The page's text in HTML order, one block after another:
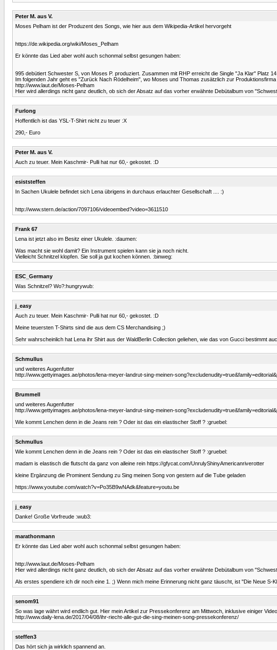
Peter M. aus V.
Moses Pelham ist der Produzent des Songs, wie hier aus dem Wikipedia-Artikel hervorgeht
https://de.wikipedia.org/wiki/Moses_Pelham
Er könnte das Lied aber wohl auch schonmal selbst gesungen haben:
995 debütiert Schwester S, von Moses P. produziert. Zusammen mit RHP erreicht die Single "Ja Klar" Platz 14
Im folgenden Jahr geht es "Zurück Nach Rödelheim", wo Moses und Thomas zusätzlich zur
http://www.laut.de/Moses-Pelham
Hier wird allerdings nicht ganz deutlich, ob sich der Absatz auf das vorher erwähnte Debütalbum von
Furlong
Hoffentlich ist das YSL-T-Shirt nicht zu teuer :X
290,- Euro
Peter M. aus V.
Auch zu teuer. Mein Kaschmir- Pulli hat nur 60,- gekostet. :D
esiststeffen
In Sachen Ukulele befindet sich Lena übrigens in durchaus erlauchter Gesellschaft .... :)
http://www.stern.de/action/7097106/videoembed?video=3611510
Frank 67
Lena ist jetzt also im Besitz einer Ukulele. :daumen:
Was macht sie wohl damit? Ein Instrument spielen kann sie ja noch nicht.
Vielleicht Schnitzel klopfen. Sie soll ja gut kochen können. :binweg:
ESC_Germany
Was Schnitzel? Wo?:hungrywub:
j_easy
Auch zu teuer. Mein Kaschmir- Pulli hat nur 60,- gekostet. :D
Meine teuersten T-Shirts sind die aus dem CS Merchandising ;)
Sehr wahrscheinlich hat Lena ihr Shirt aus der WaldBerlin Collection geliehen, wie das von Gucci bestimmt
Schmullus
und weiteres Augenfutter
http://www.gettyimages.ae/photos/lena-meyer-landrut-sing-meinen-
Brummell
und weiteres Augenfutter
http://www.gettyimages.ae/photos/lena-meyer-landrut-sing-meinen-
Wie kommt Lenchen denn in die Jeans rein ? Oder ist das ein elastischer Stoff ? :gruebel:
Schmullus
Wie kommt Lenchen denn in die Jeans rein ? Oder ist das ein elastischer Stoff ? :gruebel:
madam is elastisch die flutscht da ganz von alleine rein https://gfycat.com/UnrulyShinyAmericanriverotter
kleine Ergänzung die Prominent Sendung zu Sing meinen Song von gestern auf die Tube geladen
https://www.youtube.com/watch?v=Po35B9wNAdk&feature=youtu.be
j_easy
Danke! Große Vorfreude :wub3:
marathonmann
Er könnte das Lied aber wohl auch schonmal selbst gesungen haben:
http://www.laut.de/Moses-Pelham
Hier wird allerdings nicht ganz deutlich, ob sich der Absatz auf das vorher erwähnte Debütalbum von
Als erstes spendiere ich dir noch eine 1. ;) Wenn mich meine Erinnerung nicht ganz täuscht, ist "Die Neue S-
senom91
So was lage währt wird endlich gut. Hier mein Artikel zur Pressekonferenz am Mittwoch, inklusive einiger
http://www.daily-lena.de/2017/04/08/ihr-riecht-alle-gut-die-sing-meinen-song-pressekonferenz/
steffen3
Das hört sich ja wirklich spannend an.